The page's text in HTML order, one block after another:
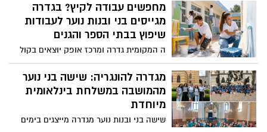
מחפשים עבודה לקיץ? בגדרה
מגייסים בני ובנות נוער לעבודות
שיפוץ בבתי הספר והגנים
ה המקומית גדרה ומרכז אופק יוצאים בקול
קורא לבני ובנות נוער להצטרף לצוותי
הצביעה והשיפוץ של מוסדות החינוך במהלך
חופשת הקיץ. העבודה תחל ב-19 ביולי
ותימשך לאורך חודשי יולי ואוגוסט
מגדרה להונגריה: שישה בני נוער
מהמושבה במשלחת בינלאומית
מיוחדת
שישה בני ובנות נוער מגדרה מייצגים בימים